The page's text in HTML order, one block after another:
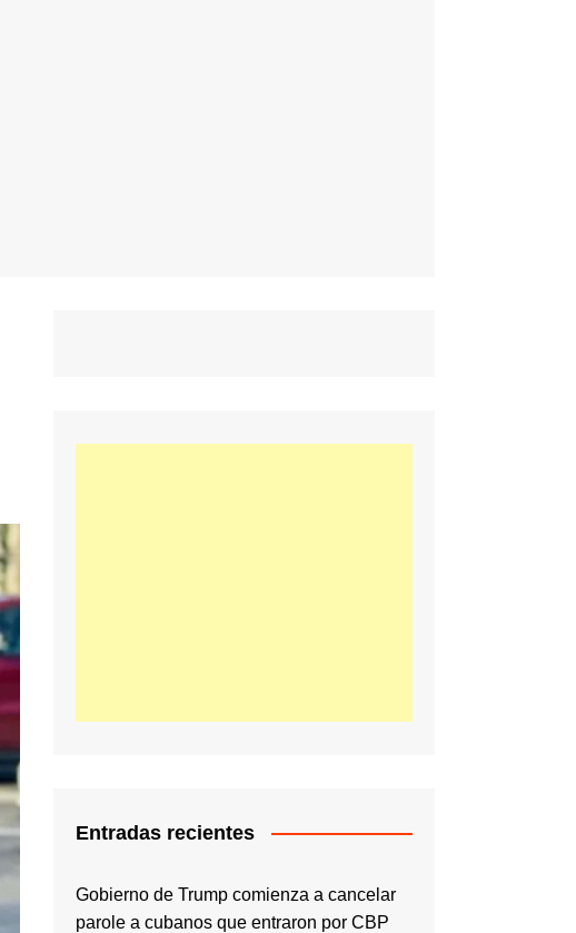
Entradas recientes
Gobierno de Trump comienza a cancelar
parole a cubanos que entraron por CBP